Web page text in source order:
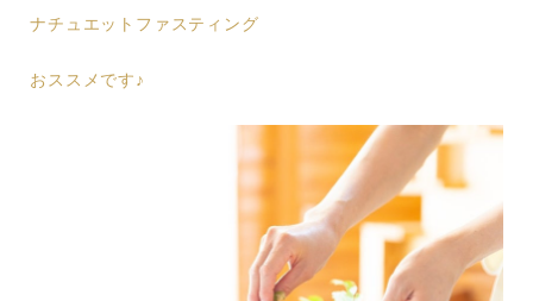
ナチュエットファスティング
おススメです♪